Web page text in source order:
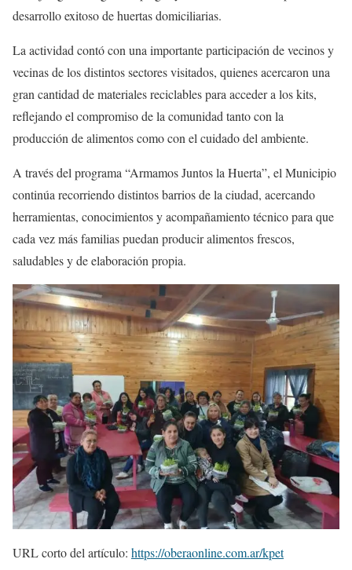
desarrollo exitoso de huertas domiciliarias.
La actividad contó con una importante participación de vecinos y
vecinas de los distintos sectores visitados, quienes acercaron una
gran cantidad de materiales reciclables para acceder a los kits,
reflejando el compromiso de la comunidad tanto con la
producción de alimentos como con el cuidado del ambiente.
A través del programa “Armamos Juntos la Huerta”, el Municipio
continúa recorriendo distintos barrios de la ciudad, acercando
herramientas, conocimientos y acompañamiento técnico para que
cada vez más familias puedan producir alimentos frescos,
saludables y de elaboración propia.
URL corto del artículo: https://oberaonline.com.ar/kpet